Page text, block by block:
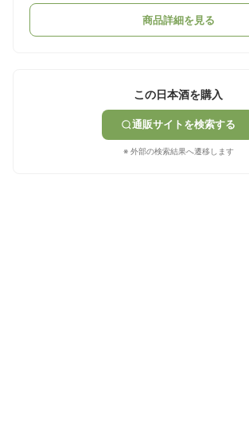
商品詳細を見る
この日本酒を購入
通販サイトを検索する
※ 外部の検索結果へ遷移します